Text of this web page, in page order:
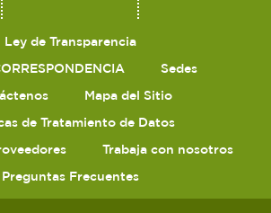
Ley de Transparencia
Sedes
Mapa del Sitio
de Tratamiento de Datos
Trabaja con nosotros
Preguntas Frecuentes